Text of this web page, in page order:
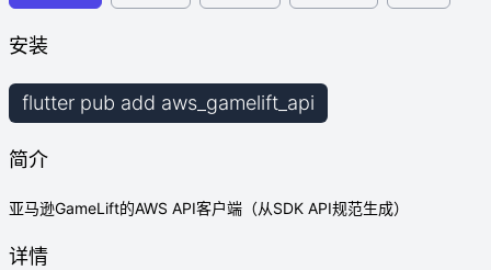
安装
flutter pub add aws_gamelift_api
简介
亚马逊GameLift的AWS API客户端（从SDK API规范生成）
详情